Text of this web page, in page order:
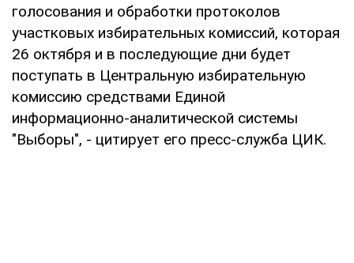
голосования и обработки протоколов
участковых избирательных комиссий, которая
26 октября и в последующие дни будет
поступать в Центральную избирательную
комиссию средствами Единой
информационно-аналитической системы
"Выборы", - цитирует его пресс-служба ЦИК.